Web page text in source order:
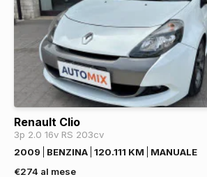
Renault Clio
3p 2.0 16v RS 203cv
2009
BENZINA 120.111 KM
MANUALE
€274 al mese